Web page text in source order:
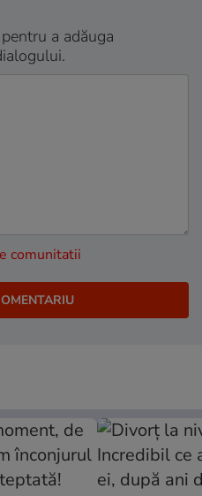
pentru a adăuga
comunitatii